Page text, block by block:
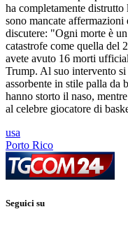
ha completamente
sono mancate
discutere: "Ogni morte è
catastrofe come quella del
avete avuto 16 morti
Trump. Al suo intervento
assorbente in stile palla da
hanno storto il naso,
al celebre giocatore di
usa
Porto Rico
Seguici su